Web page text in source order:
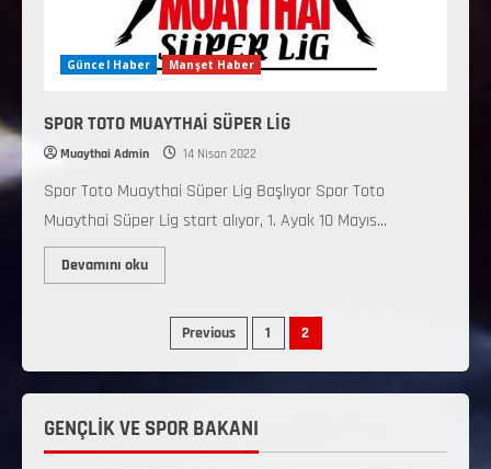
Güncel Haber Manşet Haber
SPOR TOTO MUAYTHAİ SÜPER LİG
Muaythai Admin 14 Nisan 2022
Spor Toto Muaythai Süper Lig Başlıyor Spor Toto
Muaythai Süper Lig start alıyor, 1. Ayak 10 Mayıs...
Devamını oku
Previous 1 2
GENÇLİK VE SPOR BAKANI